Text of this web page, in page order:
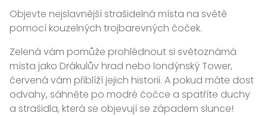
Objevte nejslavnější strašidelná místa na světě
pomocí kouzelných trojbarevných čoček.
Zelená vám pomůže prohlédnout si světoznámá
místa jako Drákulův hrad nebo londýnský Tower,
červená vám přiblíží jejich historii. A pokud máte dost
odvahy, sáhněte po modré čočce a spatříte duchy
a strašidla, která se objevují se západem slunce!